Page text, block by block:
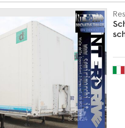
Alla uppgifter utan garanti.
nationsgränser, därför anges alltid
på denna webbplats med största
ersätter inte personlig, individuell
Endast våra allmänna villkor gäller.